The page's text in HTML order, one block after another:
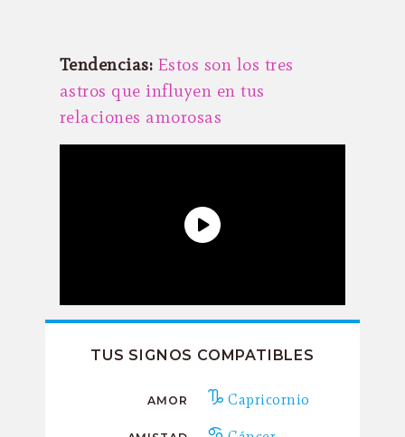
Tendencias: Estos son los tres
astros que influyen en tus
relaciones amorosas
TUS SIGNOS COMPATIBLES
AMOR Capricornio